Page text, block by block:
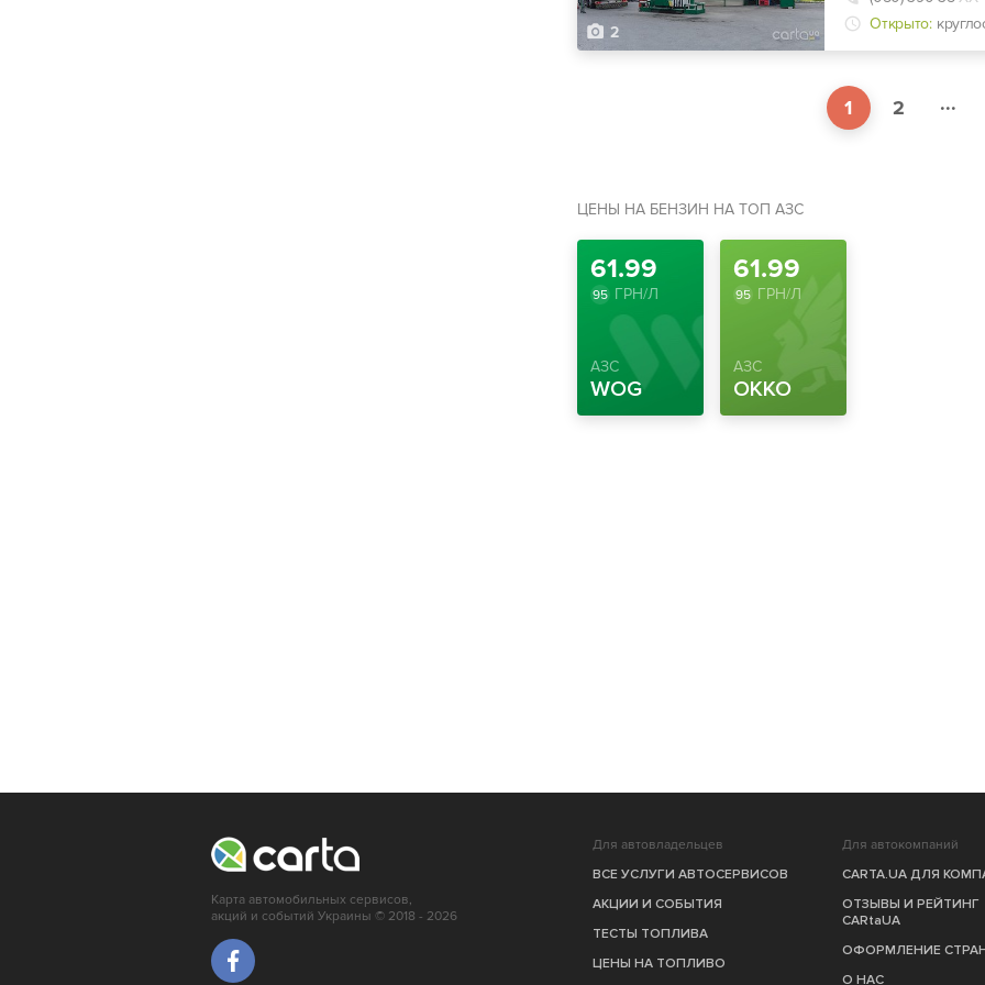
2
Открыто:
1 2 ...
ЦЕНЫ НА БЕНЗИН НА ТОП АЗС
61.99
95ГРН/Л
АЗС
WOG
61.99
95 ГРН/Л
АЗС
OKKO
Карта автомобильных сервисов,
акций и событий Украины © 2018 - 2026
Для автовладельцев
ВСЕ УСЛУГИ АВТОСЕРВИСОВ
АКЦИИ И СОБЫТИЯ
ТЕСТЫ ТОПЛИВА
ЦЕНЫ НА ТОПЛИВО
Для автокомпаний
CARTA.UA ДЛЯ
ОТЗЫВЫ И РЕЙТИНГ
CARtaUA
ОФОРМЛЕНИЕ
О НАС